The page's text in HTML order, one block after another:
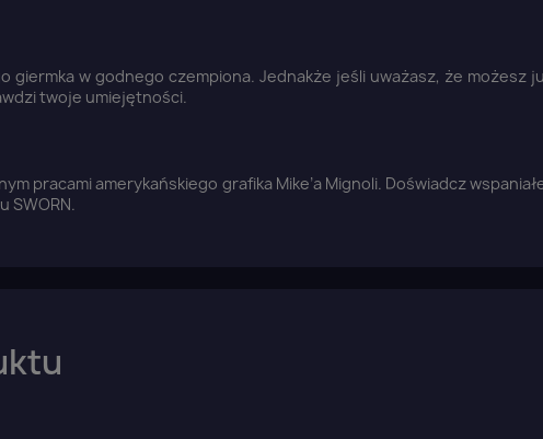
giermka w godnego czempiona. Jednakże jeśli uważasz, że możesz
twoje umiejętności.
pracami amerykańskiego grafika Mike’a Mignoli. Doświadcz
SWORN.